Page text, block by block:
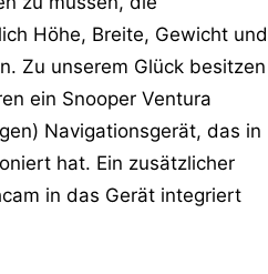
Höhe, Breite, Gewicht und
Zu unserem Glück besitzen
ein Snooper Ventura
Navigationsgerät, das in
hat. Ein zusätzlicher
in das Gerät integriert